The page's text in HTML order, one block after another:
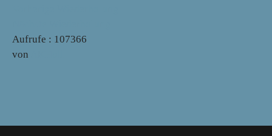
Aufrufe : 107366
von